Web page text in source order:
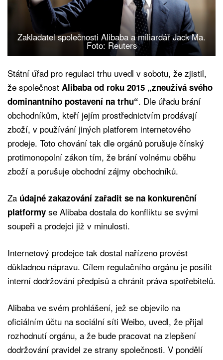
Zakladatel společnosti Alibaba a miliardář Jack Ma.
Foto: Reuters
Státní úřad pro regulaci trhu uvedl v sobotu, že zjistil,
že společnost Alibaba od roku 2015 „zneužívá svého
dominantního postavení na trhu“. Dle úřadu brání
obchodníkům, kteří jejím prostřednictvím prodávají
zboží, v používání jiných platforem internetového
prodeje. Toto chování tak dle orgánů porušuje čínský
protimonopolní zákon tím, že brání volnému oběhu
zboží a porušuje obchodní zájmy obchodníků.
Za údajné zakazování zařadit se na konkurenční
platformy se Alibaba dostala do konfliktu se svými
soupeři a prodejci již v minulosti.
Internetový prodejce tak dostal nařízeno provést
důkladnou nápravu. Cílem regulačního orgánu je posílit
interní dodržování předpisů a chránit práva spotřebitelů.
Alibaba ve svém prohlášení, jež se objevilo na
oficiálním účtu na sociální síti Weibo, uvedl, že přijal
rozhodnutí orgánu, a že bude pracovat na zlepšení
dodržování pravidel ze strany společnosti. V pondělí